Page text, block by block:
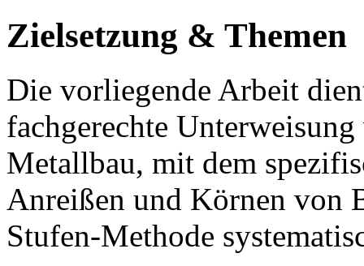
Zielsetzung & Themen
Die vorliegende Arbeit
fachgerechte
Metallbau, mit dem
Anreißen und Körnen von
Stufen-Methode